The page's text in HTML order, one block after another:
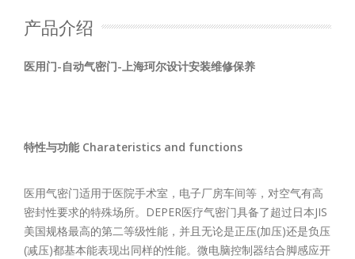
产品介绍
医用门-自动气密门-上海珂尔设计安装维修保养
特性与功能 Charateristics and functions
医用气密门适用于医院手术室，电子厂房车间等，对空气有高
密封性要求的特殊场所。DEPER医疗气密门具备了超过日本JIS
美国规格最高的第二等级性能，并且无论是正压(加压)还是负压
(减压)都基本能表现出同样的性能。微电脑控制器结合脚感应开